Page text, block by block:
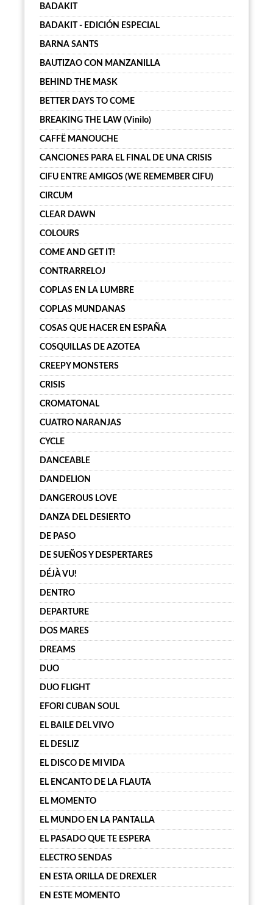
BADAKIT
BADAKIT - EDICIÓN ESPECIAL
BARNA SANTS
BAUTIZAO CON MANZANILLA
BEHIND THE MASK
BETTER DAYS TO COME
BREAKING THE LAW (Vinilo)
CAFFË MANOUCHE
CANCIONES PARA EL FINAL DE UNA CRISIS
CIFU ENTRE AMIGOS (WE REMEMBER CIFU)
CIRCUM
CLEAR DAWN
COLOURS
COME AND GET IT!
CONTRARRELOJ
COPLAS EN LA LUMBRE
COPLAS MUNDANAS
COSAS QUE HACER EN ESPAÑA
COSQUILLAS DE AZOTEA
CREEPY MONSTERS
CRISIS
CROMATONAL
CUATRO NARANJAS
CYCLE
DANCEABLE
DANDELION
DANGEROUS LOVE
DANZA DEL DESIERTO
DE PASO
DE SUEÑOS Y DESPERTARES
DÉJÀ VU!
DENTRO
DEPARTURE
DOS MARES
DREAMS
DUO
DUO FLIGHT
EFORI CUBAN SOUL
EL BAILE DEL VIVO
EL DESLIZ
EL DISCO DE MI VIDA
EL ENCANTO DE LA FLAUTA
EL MOMENTO
EL MUNDO EN LA PANTALLA
EL PASADO QUE TE ESPERA
ELECTRO SENDAS
EN ESTA ORILLA DE DREXLER
EN ESTE MOMENTO